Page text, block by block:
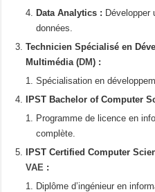
Data Analytics : Développer
données.
Technicien Spécialisé en
Multimédia (DM) :
Spécialisation en
IPST Bachelor of Computer
Programme de licence en
complète.
IPST Certified Computer
VAE :
Diplôme d’ingénieur en